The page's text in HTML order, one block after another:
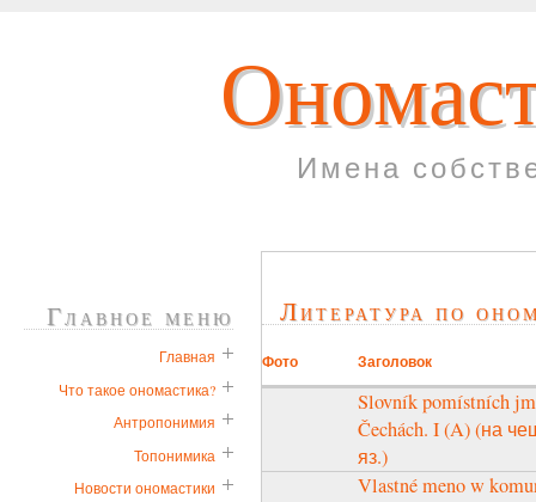
Имена
Литература по
Фото Заголовок
Slovník pomístních
Čechách. I (A) (на
яз.)
Vlastné meno w
Главное меню
Главная
Что такое ономастика?
Антропонимия
Топонимика
Новости ономастики